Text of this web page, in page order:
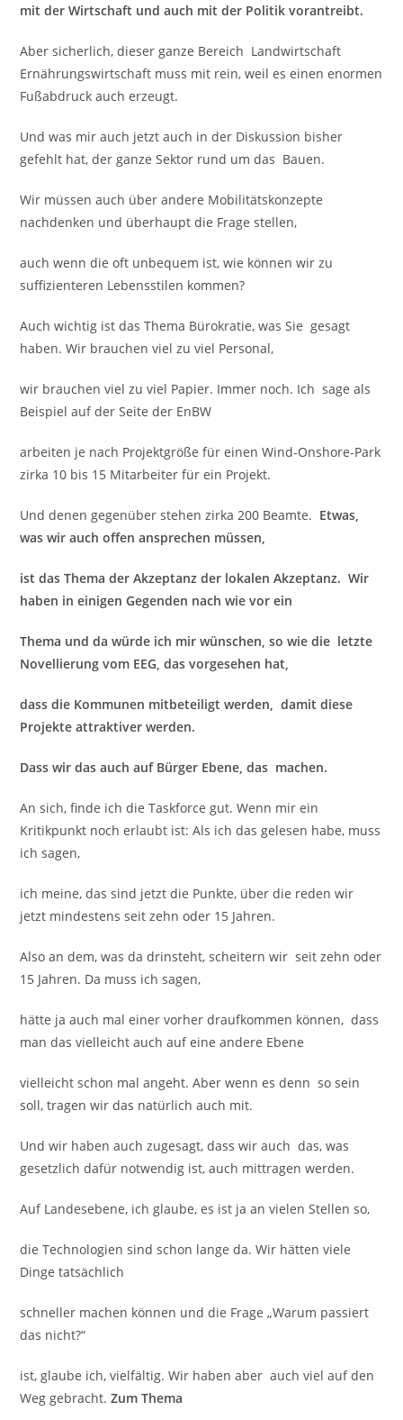
mit der Wirtschaft und auch mit der Politik vorantreibt.
Aber sicherlich, dieser ganze Bereich Landwirtschaft
Ernährungswirtschaft muss mit rein, weil es einen enormen
Fußabdruck auch erzeugt.
Und was mir auch jetzt auch in der Diskussion bisher
gefehlt hat, der ganze Sektor rund um das Bauen.
Wir müssen auch über andere Mobilitätskonzepte
nachdenken und überhaupt die Frage stellen,
auch wenn die oft unbequem ist, wie können wir zu
suffizienteren Lebensstilen kommen?
Auch wichtig ist das Thema Bürokratie, was Sie gesagt
haben. Wir brauchen viel zu viel Personal,
wir brauchen viel zu viel Papier. Immer noch. Ich sage als
Beispiel auf der Seite der EnBW
arbeiten je nach Projektgröße für einen Wind-Onshore-Park
zirka 10 bis 15 Mitarbeiter für ein Projekt.
Und denen gegenüber stehen zirka 200 Beamte. Etwas,
was wir auch offen ansprechen müssen,
ist das Thema der Akzeptanz der lokalen Akzeptanz. Wir
haben in einigen Gegenden nach wie vor ein
Thema und da würde ich mir wünschen, so wie die letzte
Novellierung vom EEG, das vorgesehen hat,
dass die Kommunen mitbeteiligt werden, damit diese
Projekte attraktiver werden.
Dass wir das auch auf Bürger Ebene, das machen.
An sich, finde ich die Taskforce gut. Wenn mir ein
Kritikpunkt noch erlaubt ist: Als ich das gelesen habe, muss
ich sagen,
ich meine, das sind jetzt die Punkte, über die reden wir
jetzt mindestens seit zehn oder 15 Jahren.
Also an dem, was da drinsteht, scheitern wir seit zehn oder
15 Jahren. Da muss ich sagen,
hätte ja auch mal einer vorher draufkommen können, dass
man das vielleicht auch auf eine andere Ebene
vielleicht schon mal angeht. Aber wenn es denn so sein
soll, tragen wir das natürlich auch mit.
Und wir haben auch zugesagt, dass wir auch das, was
gesetzlich dafür notwendig ist, auch mittragen werden.
Auf Landesebene, ich glaube, es ist ja an vielen Stellen so,
die Technologien sind schon lange da. Wir hätten viele
Dinge tatsächlich
schneller machen können und die Frage „Warum passiert
das nicht?“
ist, glaube ich, vielfältig. Wir haben aber auch viel auf den
Weg gebracht. Zum Thema